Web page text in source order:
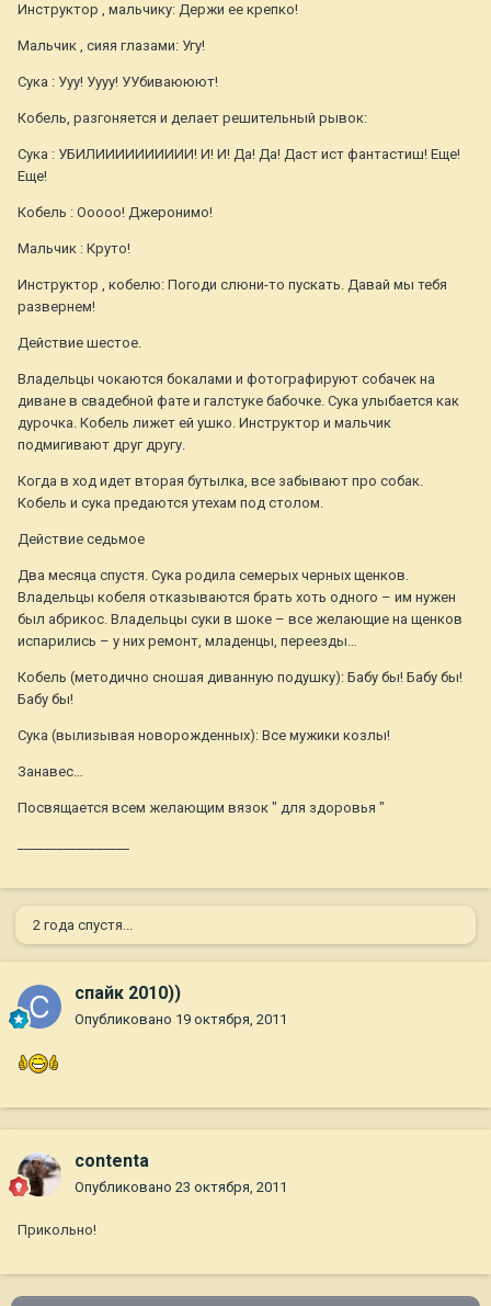
Инструктор , мальчику: Держи ее крепко!
Мальчик , сияя глазами: Угу!
Сука : Ууу! Уууу! УУбиваююют!
Кобель, разгоняется и делает решительный рывок:
Сука : УБИЛИИИИИИИИИИ! И! И! Да! Да! Даст ист фантастиш! Еще!
Еще!
Кобель : Ооооо! Джеронимо!
Мальчик : Круто!
Инструктор , кобелю: Погоди слюни-то пускать. Давай мы тебя
развернем!
Действие шестое.
Владельцы чокаются бокалами и фотографируют собачек на
диване в свадебной фате и галстуке бабочке. Сука улыбается как
дурочка. Кобель лижет ей ушко. Инструктор и мальчик
подмигивают друг другу.
Когда в ход идет вторая бутылка, все забывают про собак.
Кобель и сука предаются утехам под столом.
Действие седьмое
Два месяца спустя. Сука родила семерых черных щенков.
Владельцы кобеля отказываются брать хоть одного – им нужен
был абрикос. Владельцы суки в шоке – все желающие на щенков
испарились – у них ремонт, младенцы, переезды…
Кобель (методично сношая диванную подушку): Бабу бы! Бабу бы!
Бабу бы!
Сука (вылизывая новорожденных): Все мужики козлы!
Занавес…
Посвящается всем желающим вязок " для здоровья "
2 года спустя...
спайк 2010))
Опубликовано 19 октября, 2011
contenta
Опубликовано 23 октября, 2011
Прикольно!